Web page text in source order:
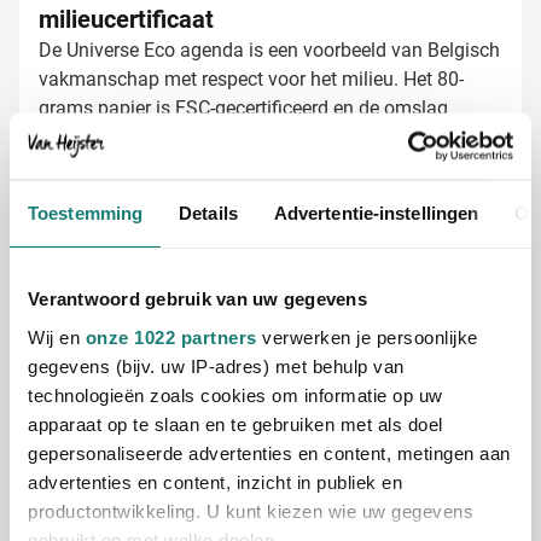
Toestemming Details Advertentie-instellingen
Verantwoord gebruik van uw gegevens
Wij en onze 1022 partners verwerken je persoonlijke
gegevens (bijv. uw IP-adres) met behulp van
technologieën zoals cookies om informatie op uw
apparaat op te slaan en te gebruiken met als doel
gepersonaliseerde advertenties en content, metingen aan
advertenties en content, inzicht in publiek en
productontwikkeling. U kunt kiezen wie uw gegevens
milieucertificaat
De Universe Eco agenda is een voorbeeld van Belgisch
vakmanschap met respect voor het milieu. Het 80-
grams papier is FSC-gecertificeerd en de omslag
bestaat uit gerecyclede materialen. Daarnaast heeft
deze agenda het VEGANOK-certificaat, wat betekent
elastiek tot papier - alles is milieuvriendelijk
geproduceerd.
Agenda's laten bedrukken met jouw logo
opvallend visitekaartje. Kies uit:
Bedrukking met je bedrijfslogo in één of meerdere
kleuren
Een inspirerende slogan of tekst
Verschillende namen voor een persoonlijke touch
Gratis digitaal voorbeeld van je bedrukte
agenda
Benieuwd hoe jouw logo eruitziet op de Universe Eco
agenda? Vraag een gratis digitaal voorbeeld aan en